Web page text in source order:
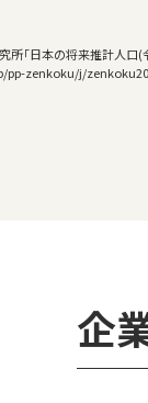
所「日本の将来推計人口(
pp-zenkoku/j/
企